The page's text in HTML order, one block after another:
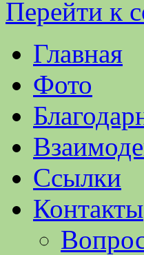
Перейти к
Главная
Фото
Ссылки
Контакты